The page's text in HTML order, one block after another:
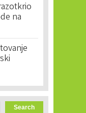
na